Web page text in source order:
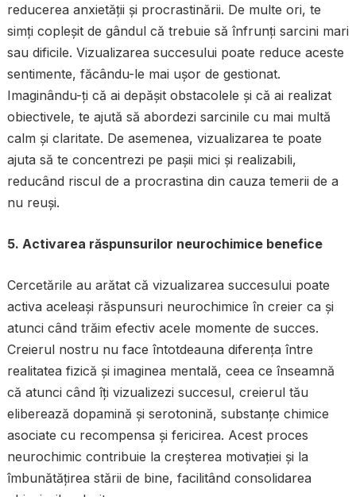
reducerea anxietății și procrastinării. De multe ori, te
simți copleșit de gândul că trebuie să înfrunți sarcini mari
sau dificile. Vizualizarea succesului poate reduce aceste
sentimente, făcându-le mai ușor de gestionat.
Imaginându-ți că ai depășit obstacolele și că ai realizat
obiectivele, te ajută să abordezi sarcinile cu mai multă
calm și claritate. De asemenea, vizualizarea te poate
ajuta să te concentrezi pe pașii mici și realizabili,
reducând riscul de a procrastina din cauza temerii de a
nu reuși.
5. Activarea răspunsurilor neurochimice benefice
Cercetările au arătat că vizualizarea succesului poate
activa aceleași răspunsuri neurochimice în creier ca și
atunci când trăim efectiv acele momente de succes.
Creierul nostru nu face întotdeauna diferența între
realitatea fizică și imaginea mentală, ceea ce înseamnă
că atunci când îți vizualizezi succesul, creierul tău
eliberează dopamină și serotonină, substanțe chimice
asociate cu recompensa și fericirea. Acest proces
neurochimic contribuie la creșterea motivației și la
îmbunătățirea stării de bine, facilitând consolidarea